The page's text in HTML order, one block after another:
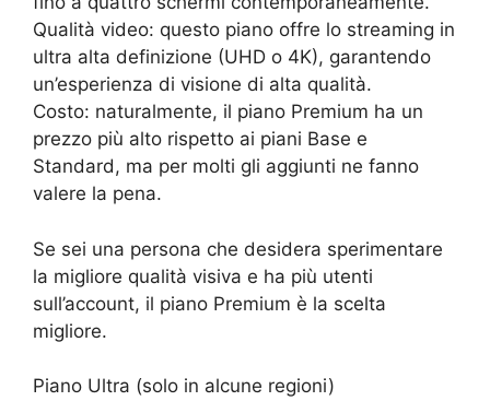
Qualità video: questo piano offre lo streaming in
ultra alta definizione (UHD o 4K), garantendo
un’esperienza di visione di alta qualità.
Costo: naturalmente, il piano Premium ha un
prezzo più alto rispetto ai piani Base e
Standard, ma per molti gli aggiunti ne fanno
valere la pena.
Se sei una persona che desidera sperimentare
la migliore qualità visiva e ha più utenti
sull’account, il piano Premium è la scelta
migliore.
Piano Ultra (solo in alcune regioni)